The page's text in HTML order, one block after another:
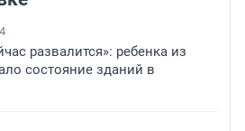
4
развалится»: ребенка из
состояние зданий в